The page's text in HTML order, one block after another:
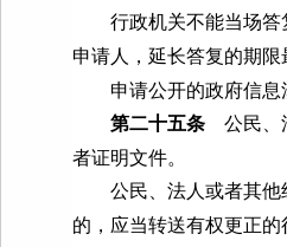
行政机关不能当场答
申请人，延长答复的期限
申请公开的政府信息涉
第二十五条公民、
者证明文件。
公民、法人或者其他组
的，应当转送有权更正